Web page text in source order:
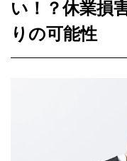
い！？休業損
りの可能性